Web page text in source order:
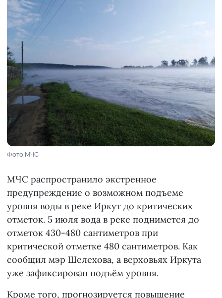
Фото МЧС
МЧС распространило экстренное
предупреждение о возможном подъеме
уровня воды в реке Иркут до критических
отметок. 5 июля вода в реке поднимется до
отметок 430-480 сантиметров при
критической отметке 480 сантиметров. Как
сообщил мэр Шелехова, а верховьях Иркута
уже зафиксирован подъём уровня.
Кроме того, прогнозируется повышение